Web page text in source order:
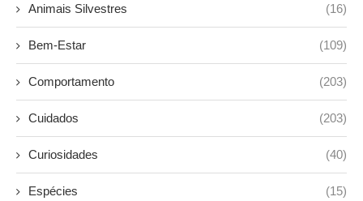
Animais Silvestres (16)
Bem-Estar (109)
Comportamento (203)
Cuidados (203)
Curiosidades (40)
Espécies (15)